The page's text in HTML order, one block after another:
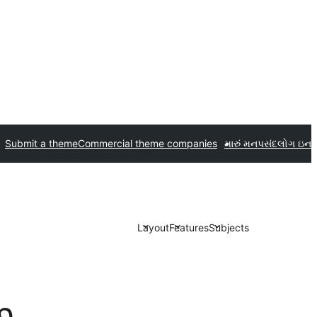
Submit a themeCommercial theme companies મારું મનપસંદલોગ ઇન
LayoutFeaturesSubjects